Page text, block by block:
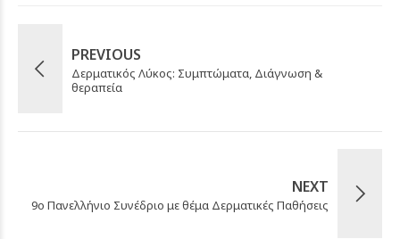
PREVIOUS
Δερματικός Λύκος: Συμπτώματα, Διάγνωση &
θεραπεία
NEXT
9ο Πανελλήνιο Συνέδριο με θέμα Δερματικές Παθήσεις